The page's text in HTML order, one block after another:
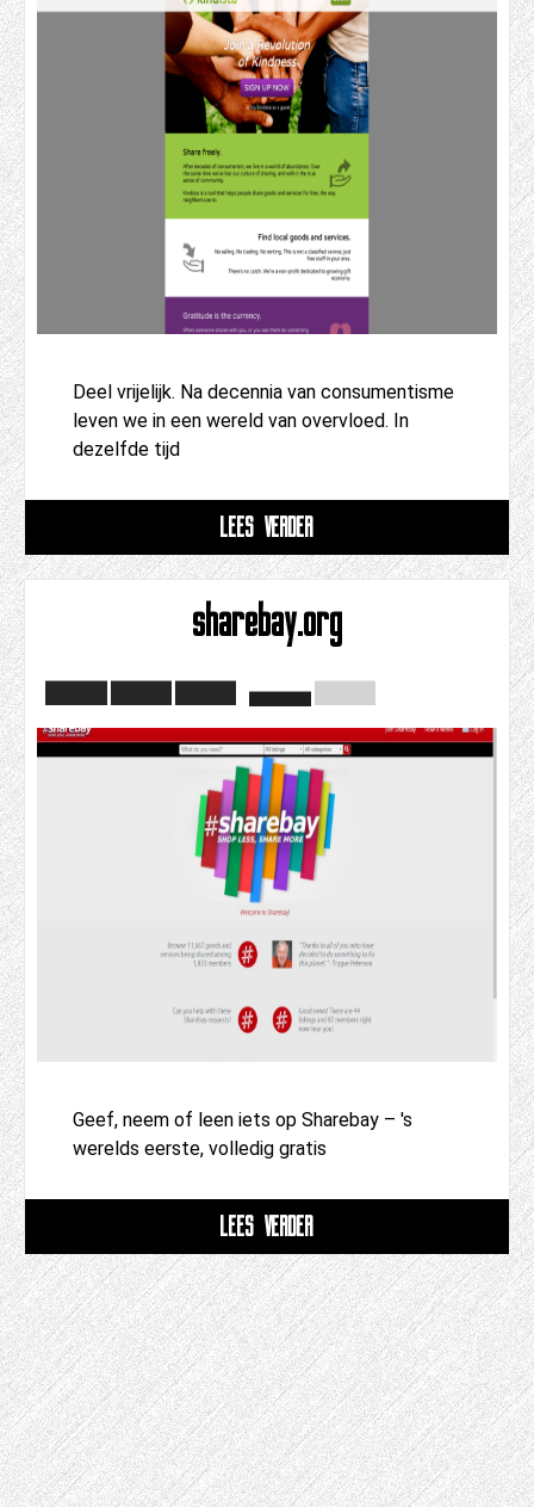
Deel vrijelijk. Na decennia van consumentisme
leven we in een wereld van overvloed. In
dezelfde tijd
LEES VERDER
sharebay.org
Geef, neem of leen iets op Sharebay – 's
werelds eerste, volledig gratis
LEES VERDER